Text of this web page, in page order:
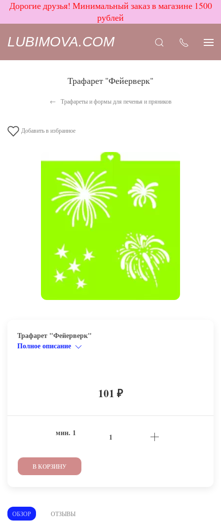
Дорогие друзья! Минимальный заказ в магазине 1500
рублей
LUBIMOVA.COM
Трафарет "Фейерверк"
Трафареты и формы для печенья и пряников
Добавить в избранное
Трафарет "Фейерверк"
Полное описание
101 ₽
мин. 1
В КОРЗИНУ
ОБЗОР ОТЗЫВЫ